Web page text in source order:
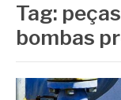
Tag:
bombas